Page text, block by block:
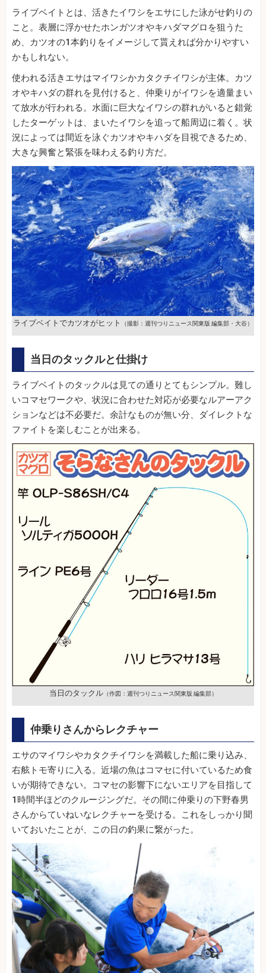
ライブベイトとは、活きたイワシをエサにした泳がせ釣りの
こと。表層に浮かせたホンガツオやキハダマグロを狙うた
め、カツオの1本釣りをイメージして貰えれば分かりやすい
かもしれない。
使われる活きエサはマイワシかカタクチイワシが主体。カツ
オやキハダの群れを見付けると、仲乗りがイワシを適量まい
て放水が行われる。水面に巨大なイワシの群れがいると錯覚
したターゲットは、まいたイワシを追って船周辺に着く。状
況によっては間近を泳ぐカツオやキハダを目視できるため、
大きな興奮と緊張を味わえる釣り方だ。
ライブベイトでカツオがヒット （撮影：週刊つりニュース関東版 編集部・大谷）
当日のタックルと仕掛け
ライブベイトのタックルは見ての通りとてもシンプル。難し
いコマセワークや、状況に合わせた対応が必要なルアーアク
ションなどは不必要だ。余計なものが無い分、ダイレクトな
ファイトを楽しむことが出来る。
当日のタックル（作図：週刊つりニュース関東版 編集部）
仲乗りさんからレクチャー
エサのマイワシやカタクチイワシを満載した船に乗り込み、
右舷トモ寄りに入る。近場の魚はコマセに付いているため食
いが期待できない。コマセの影響下にないエリアを目指して
1時間半ほどのクルージングだ。その間に仲乗りの下野春男
さんからていねいなレクチャーを受ける。これをしっかり聞
いておいたことが、この日の釣果に繋がった。